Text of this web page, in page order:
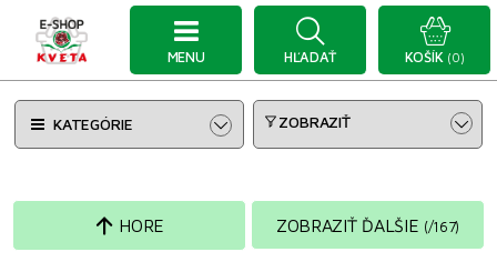
MENU HĽADAŤ KOŠÍK (0)
KATEGÓRIE ZOBRAZIŤ
ZOBRAZIŤ ĎALŠIE (/167)
HORE